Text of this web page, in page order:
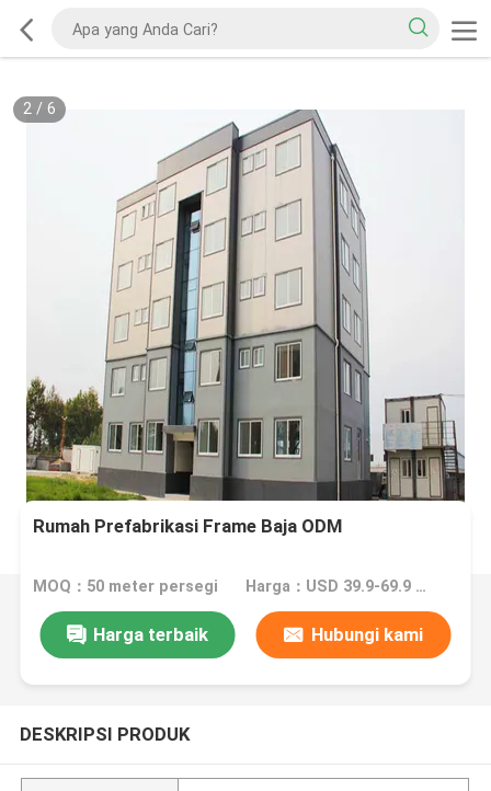
2/ 6
Rumah Prefabrikasi Frame Baja ODM
MOQ：50 meter persegi Harga：USD 39.9-69.9 SQM
Harga terbaik Hubungi kami
DESKRIPSI PRODUK